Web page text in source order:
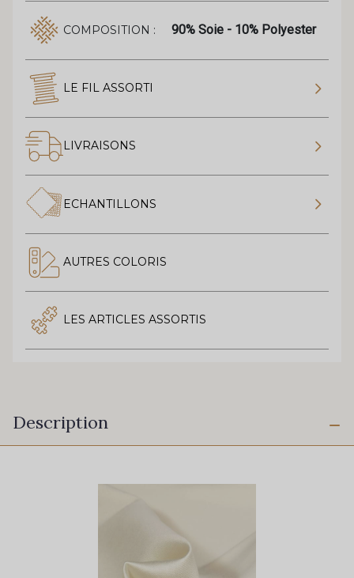
COMPOSITION : 90% Soie - 10% Polyester
LE FIL ASSORTI
LIVRAISONS
ECHANTILLONS
AUTRES COLORIS
LES ARTICLES ASSORTIS
Description